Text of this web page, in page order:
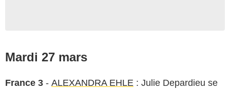
Mardi 27 mars
France 3 - ALEXANDRA EHLE : Julie Depardieu se